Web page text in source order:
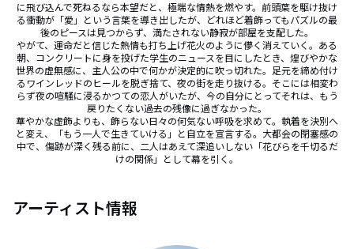
に飛び込んで死ねるなら本望だと、極端な情熱を燃やす。前頭葉を駆け抜け
る衝動が「愛」という言葉を導き出したが、どれほど着飾ってもパズルの最
後のピースは見つからず、満たされない静寂が部屋を支配した。
やがて、運命だと信じた熱情も打ち上げ花火のように儚く消えていく。ある
朝、コンクリートに身を投げた学生のニュースを目にしたとき、煌びやかな
世界の虚無感に、主人公の中で何かが決定的に吹っ切れた。足元を締め付け
るワインレッドのヒールを脱ぎ捨て、夜の街を走り抜ける。そこには相変わ
らず夜の喧騒に浸るかつての恋人がいたが、今の自分にとってそれは、もう
戻りたくない過去の残像に過ぎなかった。
華やかな虚飾よりも、飾らない日々の何気ない呼吸を求めて。執着を決別へ
と変え、「もう一人で生きていける」と自立を宣言する。大都会の閉塞感の
中で、傷跡が深く残る前に、二人はあえて深追いしない「花びらを千切るだ
けの関係」として幕を引く。
アーティスト情報